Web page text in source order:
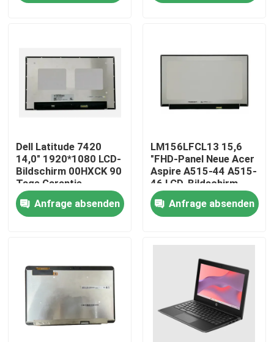
Kontakte
Produkte
Videos
Lenovo-LCD-Bildschirm-Ersatz
Dell-LCD-Bildschirm-Ersatz
Acer-LCD-Bildschirm-Ersatz
Dell Latitude 7420
14,0" 1920*1080 LCD-
Bildschirm 00HXCK 90
Tage Garantie
Anfrage absenden
LM156LFCL13 15,6
"FHD-Panel Neue Acer
Aspire A515-44 A515-
46 LCD-Bildschirm
Anfrage absenden